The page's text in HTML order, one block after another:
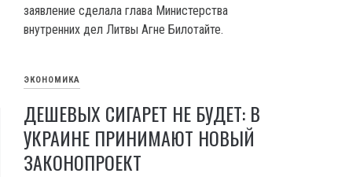
заявление сделала глава Министерства
внутренних дел Литвы Агне Билотайте.
ЭКОНОМИКА
ДЕШЕВЫХ СИГАРЕТ НЕ БУДЕТ: В
УКРАИНЕ ПРИНИМАЮТ НОВЫЙ
ЗАКОНОПРОЕКТ